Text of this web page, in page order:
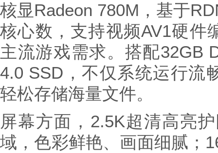
核显Radeon 780M，基于
核心数，支持视频AV1硬件
主流游戏需求。搭配32GB
4.0 SSD，不仅系统运行流
轻松存储海量文件。
屏幕方面，2.5K超清高亮
域，色彩鲜艳、画面细腻；